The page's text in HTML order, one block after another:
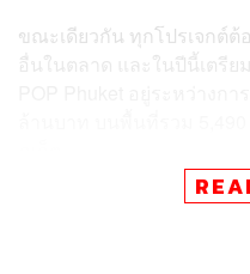
ขณะเดียวกัน ทุกโปรเจกต์ต้
อื่นในตลาด และในปีนี้เตรีย
โดยกว่า 60% ของพื้นที่จะเ